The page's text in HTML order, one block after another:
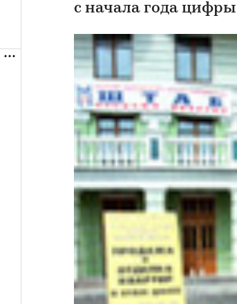
с начала года